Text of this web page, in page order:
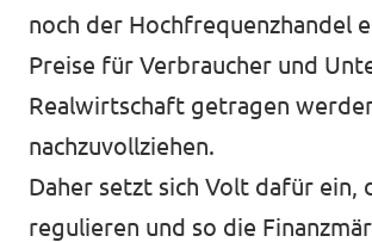
noch der Hochfrequenzhandel
Preise für Verbraucher und
Realwirtschaft getragen
nachzuvollziehen.
Daher setzt sich Volt dafür ein,
regulieren und so die